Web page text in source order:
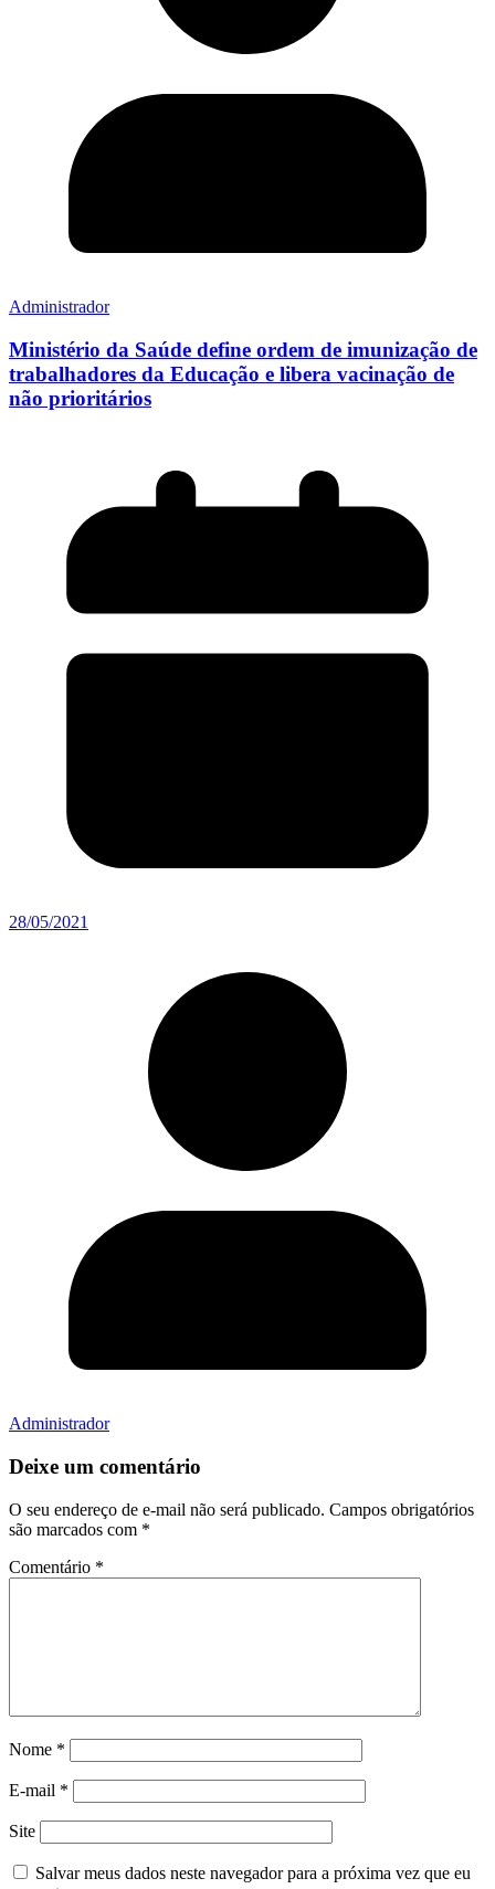
Administrador
Ministério da Saúde define ordem de imunização de
trabalhadores da Educação e libera vacinação de
não prioritários
28/05/2021
Administrador
Deixe um comentário
O seu endereço de e-mail não será publicado. Campos obrigatórios
são marcados com *
Comentário *
Nome *
E-mail *
Site
Salvar meus dados neste navegador para a próxima vez que eu